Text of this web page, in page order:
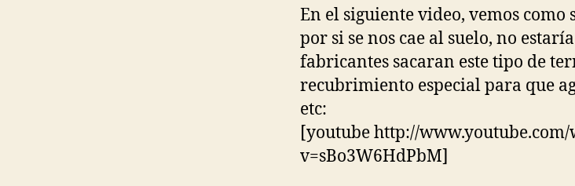
En el siguiente video, vemos
por si se nos cae al suelo, no
fabricantes sacaran este tipo de
recubrimiento especial para que
etc:
[youtube http://www.youtube.com/
v=sBo3W6HdPbM]